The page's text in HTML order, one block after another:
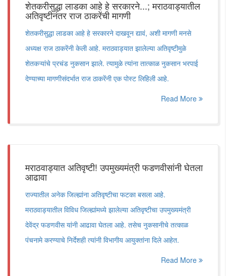
शेतकरीसुद्धा लाडका आहे हे सरकारने...; मराठवाड्यातील
अतिवृष्टीनंतर राज ठाकरेंची मागणी
शेतकरीसुद्धा लाडका आहे हे सरकारने दाखवून द्यावं, अशी मागणी मनसे
अध्यक्ष राज ठाकरेंनी केली आहे. मराठवाड्यात झालेल्या अतिवृष्टीमुळे
शेतकऱ्यांचे प्रचंड नुकसान झाले. त्यामुळे त्यांना तात्काळ नुकसान भरपाई
देण्याच्या मागणीसंदर्भात राज ठाकरेंनी एक पोस्ट लिहिली आहे.
Read More
मराठवाड्यात अतिवृष्टी! उपमुख्यमंत्री फडणवीसांनी घेतला
आढावा
राज्यातील अनेक जिल्ह्यांना अतिवृष्टीचा फटका बसला आहे.
मराठवाड्यातील विविध जिल्ह्यांमध्ये झालेल्या अतिवृष्टीचा उपमुख्यमंत्री
देवेंद्र फडणवीस यांनी आढावा घेतला आहे. तसेच नुकसानीचे तत्काळ
पंचनामे करण्याचे निर्देशही त्यांनी विभागीय आयुक्तांना दिले आहेत.
Read More